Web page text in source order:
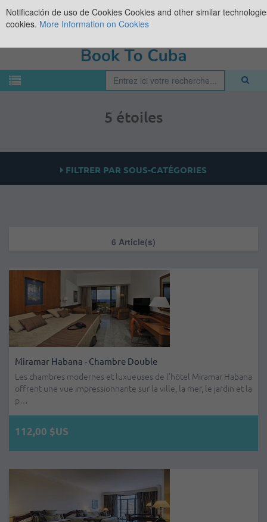
5 étoiles
FILTRER PAR SOUS-CATÉGORIES
6 Article(s)
Miramar Habana - Chambre Double
Les chambres modernes et luxueuses de l’hôtel Miramar Habana
offrent une vue impressionnante sur la ville, la mer, le jardin et la
p…
112,00 $US
Notificación de uso de Cookies Cookies and other similar
cookies. More Information on Cookies